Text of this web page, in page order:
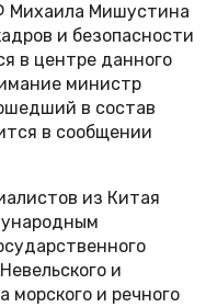
Михаила Мишустина
и безопасности
в центре данного
министр
в состав
в сообщении
из Китая
и
морского и речного